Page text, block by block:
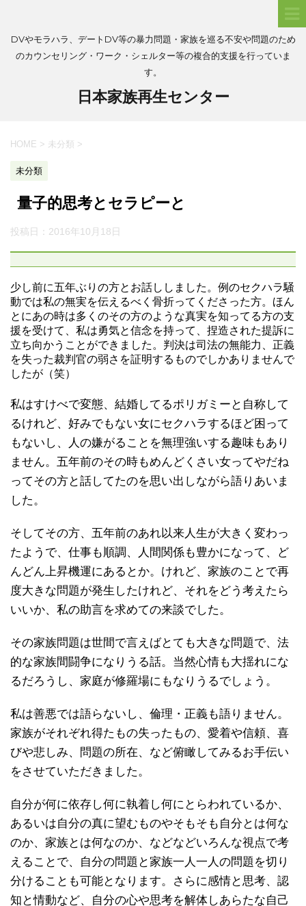
DVやモラハラ、デートDV等の暴力問題・家族を巡る不安や問題のため
のカウンセリング・ワーク・シェルター等の複合的支援を行っていま
す。
日本家族再生センター
HOME > 未分類 >
未分類
量子的思考とセラピーと
投稿日： 2016年10月18日
少し前に五年ぶりの方とお話ししました。例のセクハラ騒
動では私の無実を伝えるべく骨折ってくださった方。ほん
とにあの時は多くのその方のような真実を知ってる方の支
援を受けて、私は勇気と信念を持って、捏造された提訴に
立ち向かうことができました。判決は司法の無能力、正義
を失った裁判官の弱さを証明するものでしかありませんで
したが（笑）
私はすけべで変態、結婚してるポリガミーと自称して
るけれど、好みでもない女にセクハラするほど困って
もないし、人の嫌がることを無理強いする趣味もあり
ません。五年前のその時もめんどくさい女ってやだね
ってその方と話してたのを思い出しながら語りあいま
した。
そしてその方、五年前のあれ以来人生が大きく変わっ
たようで、仕事も順調、人間関係も豊かになって、ど
んどん上昇機運にあるとか。けれど、家族のことで再
度大きな問題が発生したけれど、それをどう考えたら
いいか、私の助言を求めての来談でした。
その家族問題は世間で言えばとても大きな問題で、法
的な家族間闘争になりうる話。当然心情も大揺れにな
るだろうし、家庭が修羅場にもなりうるでしょう。
私は善悪では語らないし、倫理・正義も語りません。
家族がそれぞれ得たもの失ったもの、愛着や信頼、喜
びや悲しみ、問題の所在、など俯瞰してみるお手伝い
をさせていただきました。
自分が何に依存し何に執着し何にとらわれているか、
あるいは自分の真に望むものやそもそも自分とは何な
のか、家族とは何なのか、などなどいろんな視点で考
えることで、自分の問題と家族一人一人の問題を切り
分けることも可能となります。さらに感情と思考、認
知と情動など、自分の心や思考を解体しあらたな自己